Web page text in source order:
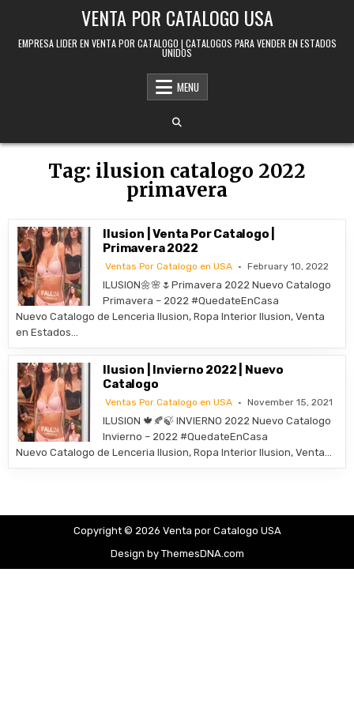
VENTA POR CATALOGO USA
EMPRESA LIDER EN VENTA POR CATALOGO | CATALOGOS PARA VENDER EN ESTADOS
UNIDOS
MENU
Tag: ilusion catalogo 2022
primavera
Ilusion | Venta Por Catalogo |
Primavera 2022
Ventas Por Catalogo en USA February 10, 2022
ILUSION🌼🌸🌷Primavera 2022 Nuevo Catalogo
Primavera – 2022 #QuedateEnCasa
Nuevo Catalogo de Lenceria Ilusion, Ropa Interior Ilusion, Venta
en Estados…
Ilusion | Invierno 2022 | Nuevo
Catalogo
Ventas Por Catalogo en USA November 15, 2021
ILUSION 🍁🍂🍃 INVIERNO 2022 Nuevo Catalogo
Invierno – 2022 #QuedateEnCasa
Nuevo Catalogo de Lenceria Ilusion, Ropa Interior Ilusion, Venta…
Copyright © 2026 Venta por Catalogo USA
Design by ThemesDNA.com